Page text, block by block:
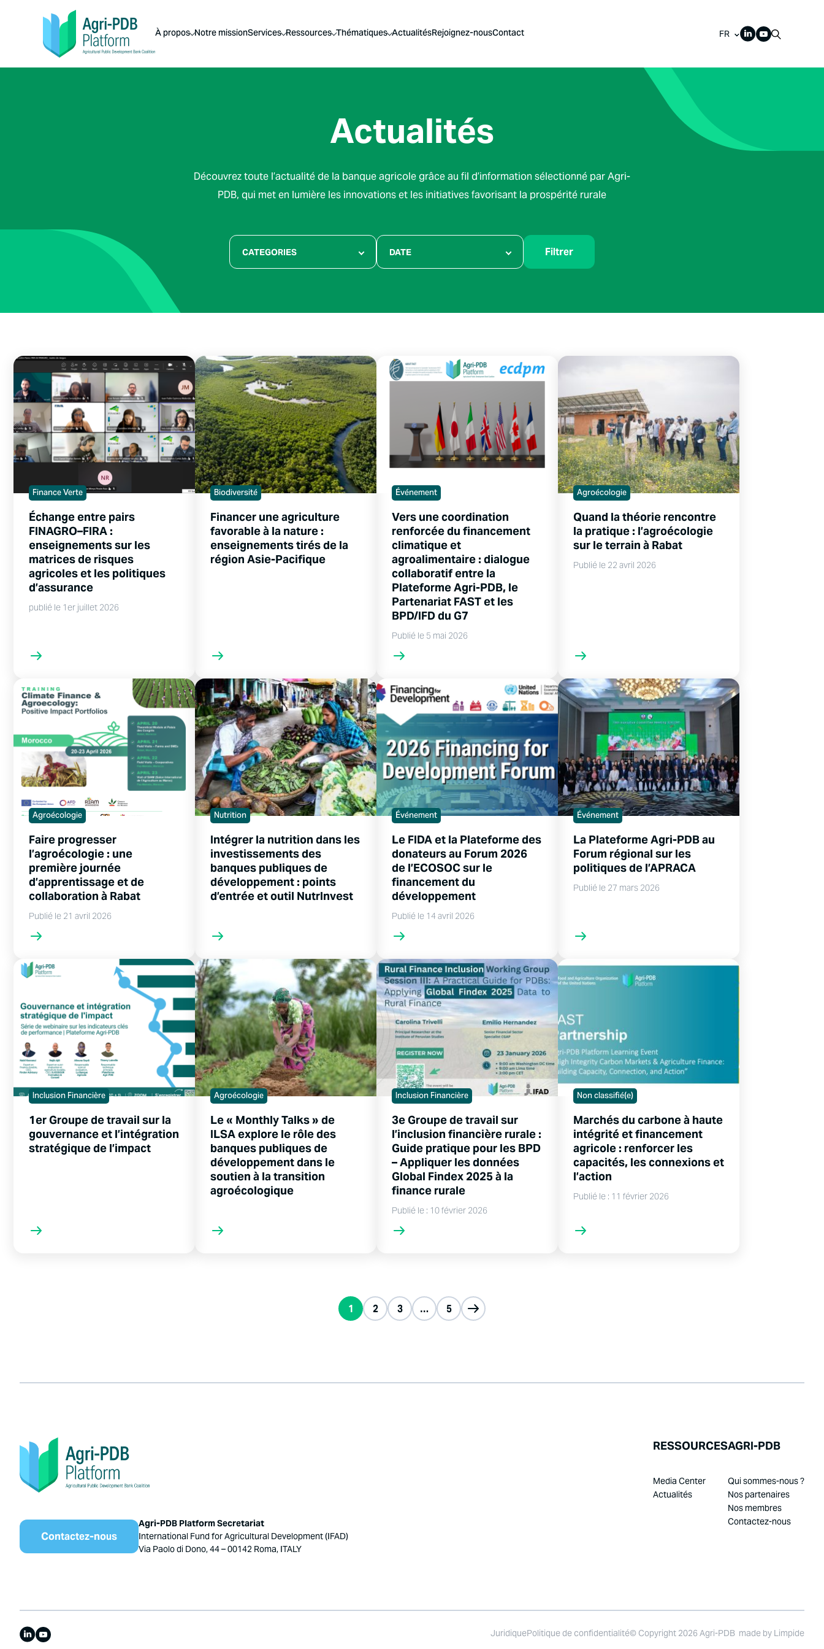
À propos Notre missionServices Ressources Thématiques ActualitésRejoignez-nousContact FR
Actualités
Découvrez toute l’actualité de la banque agricole grâce au fil d’information sélectionné par Agri-
PDB, qui met en lumière les innovations et les initiatives favorisant la prospérité rurale
CATEGORIES DATE Filtrer
Finance Verte
Échange entre pairs
FINAGRO–FIRA :
enseignements sur les
matrices de risques
agricoles et les politiques
d’assurance
publié le 1er juillet 2026
Biodiversité
Financer une agriculture
favorable à la nature :
enseignements tirés de la
région Asie-Pacifique
Événement
Vers une coordination
renforcée du financement
climatique et
agroalimentaire : dialogue
collaboratif entre la
Plateforme Agri-PDB, le
Partenariat FAST et les
BPD/IFD du G7
Publié le 5 mai 2026
Agroécologie
Quand la théorie rencontre
la pratique : l’agroécologie
sur le terrain à Rabat
Publié le 22 avril 2026
Agroécologie
Faire progresser
l’agroécologie : une
première journée
d’apprentissage et de
collaboration à Rabat
Publié le 21 avril 2026
Nutrition
Intégrer la nutrition dans les
investissements des
banques publiques de
développement : points
d’entrée et outil NutrInvest
Événement
Le FIDA et la Plateforme des
donateurs au Forum 2026
de l’ECOSOC sur le
financement du
développement
Publié le 14 avril 2026
Événement
La Plateforme Agri-PDB au
Forum régional sur les
politiques de l’APRACA
Publié le 27 mars 2026
Inclusion Financière
1er Groupe de travail sur la
gouvernance et l’intégration
stratégique de l’impact
Agroécologie
Le « Monthly Talks » de
ILSA explore le rôle des
banques publiques de
développement dans le
soutien à la transition
agroécologique
Inclusion Financière
3e Groupe de travail sur
l’inclusion financière rurale :
Guide pratique pour les BPD
– Appliquer les données
Global Findex 2025 à la
finance rurale
Publié le : 10 février 2026
Non classifié(e)
Marchés du carbone à haute
intégrité et financement
agricole : renforcer les
capacités, les connexions et
l’action
Publié le : 11 février 2026
1 2 3 … 5
Contactez-nous
Agri-PDB Platform Secretariat
International Fund for Agricultural Development (IFAD)
Via Paolo di Dono, 44 – 00142 Roma, ITALY
RESSOURCES
Media Center
Actualités
AGRI-PDB
Qui sommes-nous ?
Nos partenaires
Nos membres
Contactez-nous
JuridiquePolitique de confidentialité© Copyright 2026 Agri-PDB made by Limpide